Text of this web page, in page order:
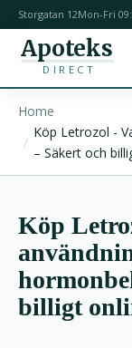
Storgatan 12Mon-Fri
Apoteks
DIRECT
Home
Köp Letrozol -
– Säkert och
Köp
billigt